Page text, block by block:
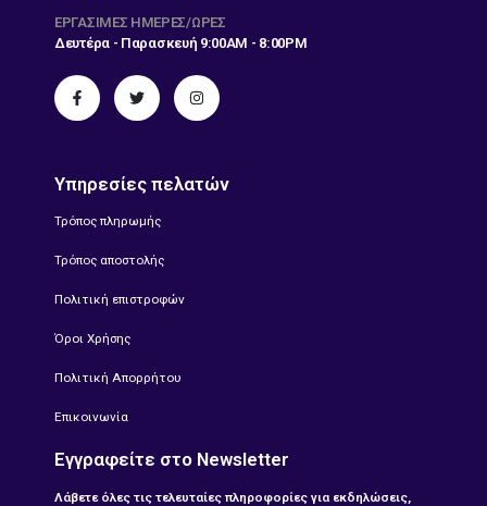
ΕΡΓΆΣΙΜΕΣ ΗΜΈΡΕΣ/ΏΡΕΣ
Δευτέρα - Παρασκευή 9:00AM - 8:00PM
Υπηρεσίες πελατών
Τρόπος πληρωμής
Τρόπος αποστολής
Πολιτική επιστροφών
Όροι Χρήσης
Πολιτική Απορρήτου
Επικοινωνία
Εγγραφείτε στο Newsletter
Λάβετε όλες τις τελευταίες πληροφορίες για εκδηλώσεις,